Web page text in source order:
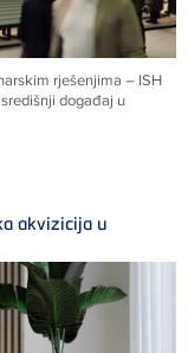
rješenjima – ISH
događaj u
akvizicija u